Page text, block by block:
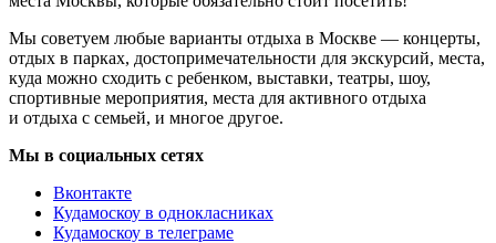
Мы советуем любые варианты отдыха в Москве — концерты,
отдых в парках, достопримечательности для экскурсий, места,
куда можно сходить с ребенком, выставки, театры, шоу,
спортивные мероприятия, места для активного отдыха
и отдыха с семьей, и многое другое.
Мы в социальных сетях
Вконтакте
Кудамоскоу в однокласниках
Кудамоскоу в телеграме